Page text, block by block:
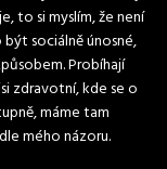
to si myslím, že není
sociálně únosné,
Probíhají
zdravotní, kde se o
máme tam
mého názoru.